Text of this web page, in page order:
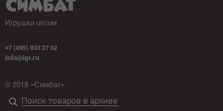
Игрушки оптом
+7 (495) 933 27 02
info@igr.ru
© 2018 «Симбат»